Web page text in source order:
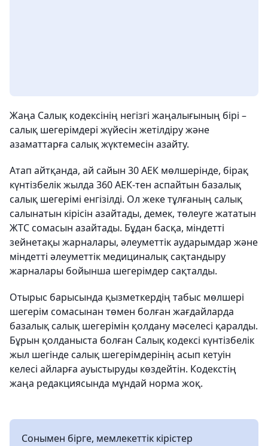
Жаңа Салық кодексінің негізгі жаңалығының бірі –
салық шегерімдері жүйесін жетілдіру және
азаматтарға салық жүктемесін азайту.
Атап айтқанда, ай сайын 30 АЕК мөлшерінде, бірақ
күнтізбелік жылда 360 АЕК-тен аспайтын базалық
салық шегерімі енгізілді. Ол жеке тұлғаның салық
салынатын кірісін азайтады, демек, төлеуге жататын
ЖТС сомасын азайтады. Бұдан басқа, міндетті
зейнетақы жарналары, әлеуметтік аударымдар және
міндетті әлеуметтік медициналық сақтандыру
жарналары бойынша шегерімдер сақталды.
Отырыс барысында қызметкердің табыс мөлшері
шегерім сомасынан төмен болған жағдайларда
базалық салық шегерімін қолдану мәселесі қаралды.
Бұрын қолданыста болған Салық кодексі күнтізбелік
жыл шегінде салық шегерімдерінің асып кетуін
келесі айларға ауыстыруды көздейтін. Кодекстің
жаңа редакциясында мұндай норма жоқ.
Сонымен бірге, мемлекеттік кірістер